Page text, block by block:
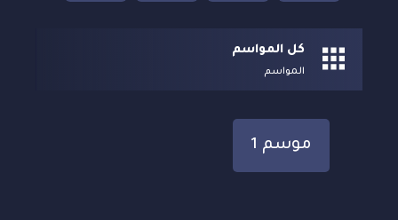
كل المواسم
المواسم
موسم 1